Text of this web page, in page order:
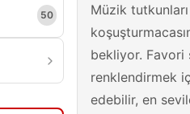
50
Müzik
bekliyor. Favori
renklendirmek
edebilir, en